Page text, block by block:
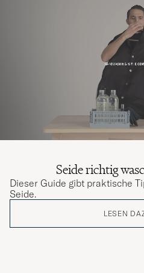
Seide richtig
Dieser Guide gibt praktische
Seide.
LESEN